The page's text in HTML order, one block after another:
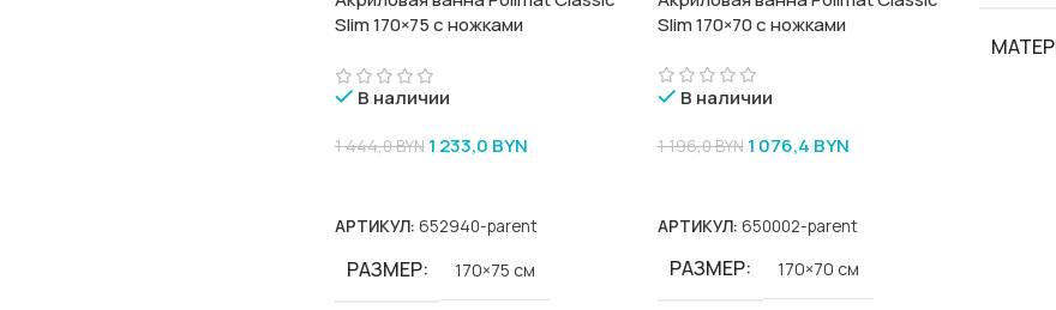
Slim 170×75 с ножками
В наличии
1 444,0BYN 1 233,0 BYN
АРТИКУЛ: 652940-parent
РАЗМЕР 170×75 см
Slim 170×70 с ножками
В наличии
1 196,0BYN 1 076,4 BYN
АРТИКУЛ: 650002-parent
РАЗМЕР 170×70 см